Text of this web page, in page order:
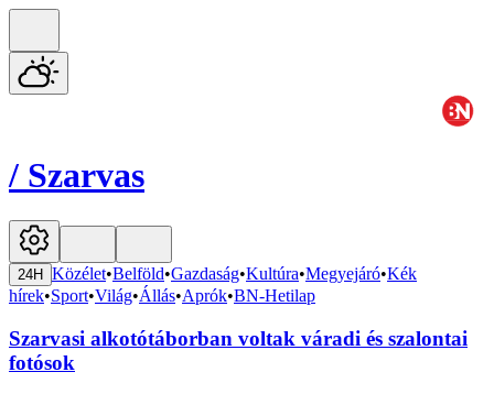
/ Szarvas
24H Közélet•Belföld•Gazdaság•Kultúra•Megyejáró•Kék
hírek•Sport•Világ•Állás•Aprók•BN-Hetilap
Szarvasi alkotótáborban voltak váradi és szalontai
fotósok